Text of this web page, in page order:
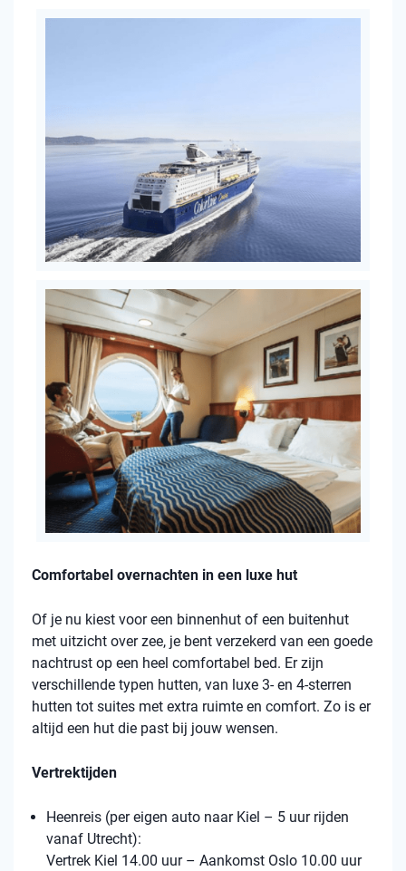
Comfortabel overnachten in een luxe hut
Of je nu kiest voor een binnenhut of een buitenhut
met uitzicht over zee, je bent verzekerd van een goede
nachtrust op een heel comfortabel bed. Er zijn
verschillende typen hutten, van luxe 3- en 4-sterren
hutten tot suites met extra ruimte en comfort. Zo is er
altijd een hut die past bij jouw wensen.
Vertrektijden
Heenreis (per eigen auto naar Kiel – 5 uur rijden
vanaf Utrecht):
Vertrek Kiel 14.00 uur – Aankomst Oslo 10.00 uur